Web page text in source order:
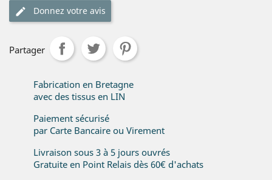
Donnez votre avis
Partager
Fabrication en Bretagne
avec des tissus en LIN
Paiement sécurisé
par Carte Bancaire ou Virement
Livraison sous 3 à 5 jours ouvrés
Gratuite en Point Relais dès 60€ d'achats